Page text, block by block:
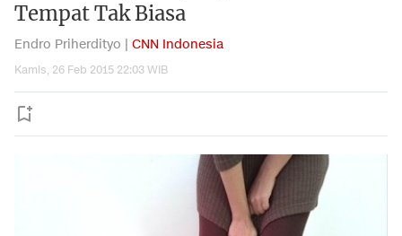
Tempat Tak Biasa
Endro Priherdityo | CNN Indonesia
Kamis, 26 Feb 2015 22:03 WIB